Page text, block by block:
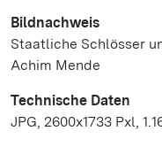
Bildnachweis
Staatliche Schlösser
Achim Mende
Technische Daten
JPG, 2600x1733 Pxl,